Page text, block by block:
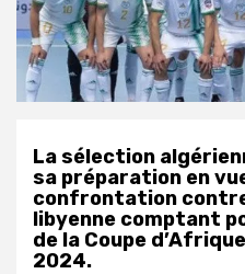
La sélection
sa préparation en
confrontation
libyenne comptant
de la Coupe
2024.